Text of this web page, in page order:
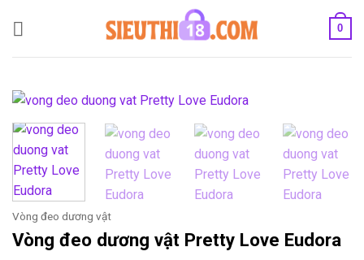
0
Vòng đeo dương vật
Vòng đeo dương vật Pretty Love Eudora